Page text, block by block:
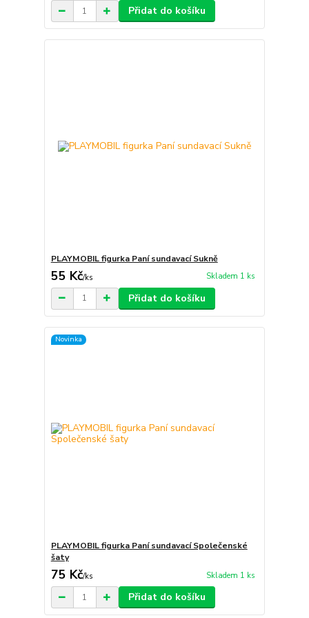
Přidat do košíku
PLAYMOBIL figurka Paní sundavací Sukně
55 Kč/ks Skladem 1 ks
Přidat do košíku
Novinka
PLAYMOBIL figurka Paní sundavací Společenské
šaty
75 Kč/ks Skladem 1 ks
Přidat do košíku